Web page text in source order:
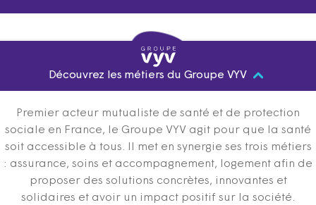
Découvrez les métiers du Groupe VYV
Premier acteur mutualiste de santé et de protection
sociale en France, le Groupe VYV agit pour que la santé
soit accessible à tous. Il met en synergie ses trois métiers
: assurance, soins et accompagnement, logement afin de
proposer des solutions concrètes, innovantes et
solidaires et avoir un impact positif sur la société.